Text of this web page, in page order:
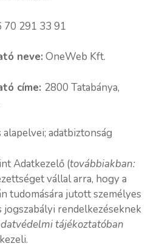
70 291 33 91
neve: OneWeb Kft.
címe: 2800 Tatabánya,
adatbiztonság
Adatkezelő (továbbiakban:
vállal arra, hogy a
tudomására jutott személyes
jogszabályi rendelkezéseknek
tájékoztatóban